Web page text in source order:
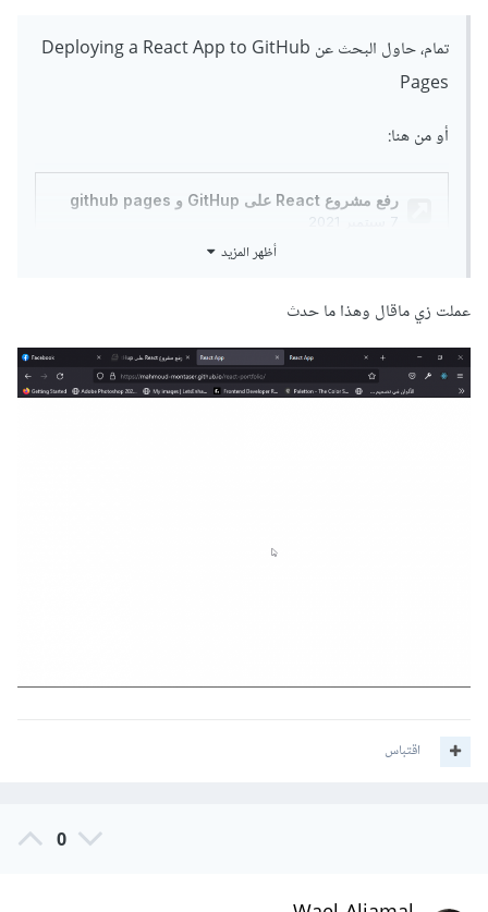
تمام، حاول البحث عن Deploying a React App to GitHub
Pages
أو من هنا:
أظهر المزيد
عملت زي ماقال وهذا ما حدث
اقتباس
0